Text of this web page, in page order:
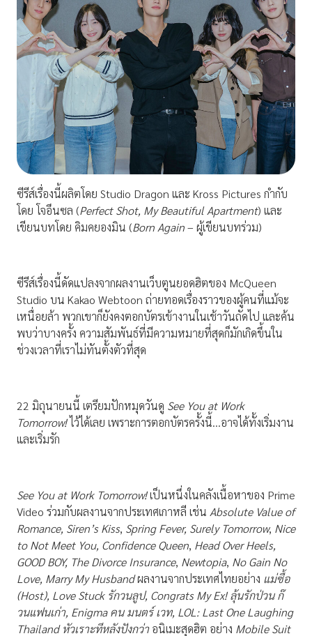
ซีรีส์เรื่องนี้ผลิตโดย Studio Dragon และ Kross Pictures กำกับ
โดย โจอึนซล (Perfect Shot, My Beautiful Apartment) และ
เขียนบทโดย คิมคยองมิน (Born Again– ผู้เขียนบทร่วม)
ซีรีส์เรื่องนี้ดัดแปลงจากผลงานเว็บตูนยอดฮิตของ McQueen
Studio บน Kakao Webtoon ถ่ายทอดเรื่องราวของผู้คนที่แม้จะ
เหนื่อยล้า พวกเขาก็ยังคงตอกบัตรเข้างานในเช้าวันถัดไป และค้น
พบว่าบางครั้ง ความสัมพันธ์ที่มีความหมายที่สุดก็มักเกิดขึ้นใน
ช่วงเวลาที่เราไม่ทันตั้งตัวที่สุด
22 มิถุนายนนี้ เตรียมปักหมุดวันดู See You at Work
Tomorrow!ไว้ได้เลย เพราะการตอกบัตรครั้งนี้…อาจได้ทั้งเริ่มงาน
และเริ่มรัก
See You at Work Tomorrow!เป็นหนึ่งในคลังเนื้อหาของ Prime
Video ร่วมกับผลงานจากประเทศเกาหลี เช่น Absolute Value of
Romance, Siren’s Kiss, Spring Fever, Surely Tomorrow, Nice
to Not Meet You, Confidence Queen, Head Over Heels,
GOOD BOY, The Divorce Insurance, Newtopia, No Gain No
Love, Marry My Husbandผลงานจากประเทศไทยอย่าง แม่ซื้อ
(Host), Love Stuck รักวนลูป, Congrats My Ex! ลุ้นรักป่วน ก๊
วนแฟนเก่า, Enigma คน มนตร์ เวท, LOL: Last One Laughing
Thailand หัวเราะทีหลังปังกว่าอนิเมะสุดฮิต อย่าง Mobile Suit